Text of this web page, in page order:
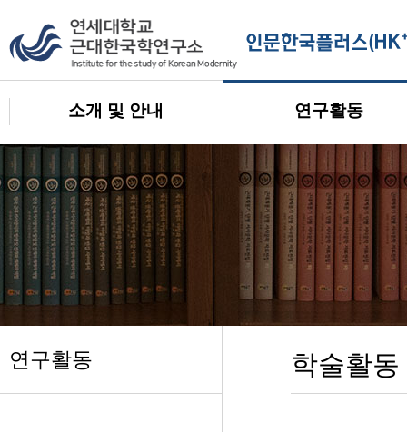
소개 및 안내 연구활동
연구활동 학술활동